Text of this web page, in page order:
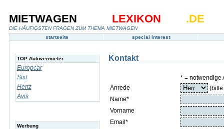
MIETWAGEN LEXIKON .DE
DIE HÄUFIGSTEN FRAGEN ZUM THEMA MIETWAGEN
startseite
special interest
TOP Autovermieter
Europcar
Sixt
Hertz
Avis
Werbung
Kontakt
* = notwendige
Anrede
(bitte
Name*
Vorname
Email*